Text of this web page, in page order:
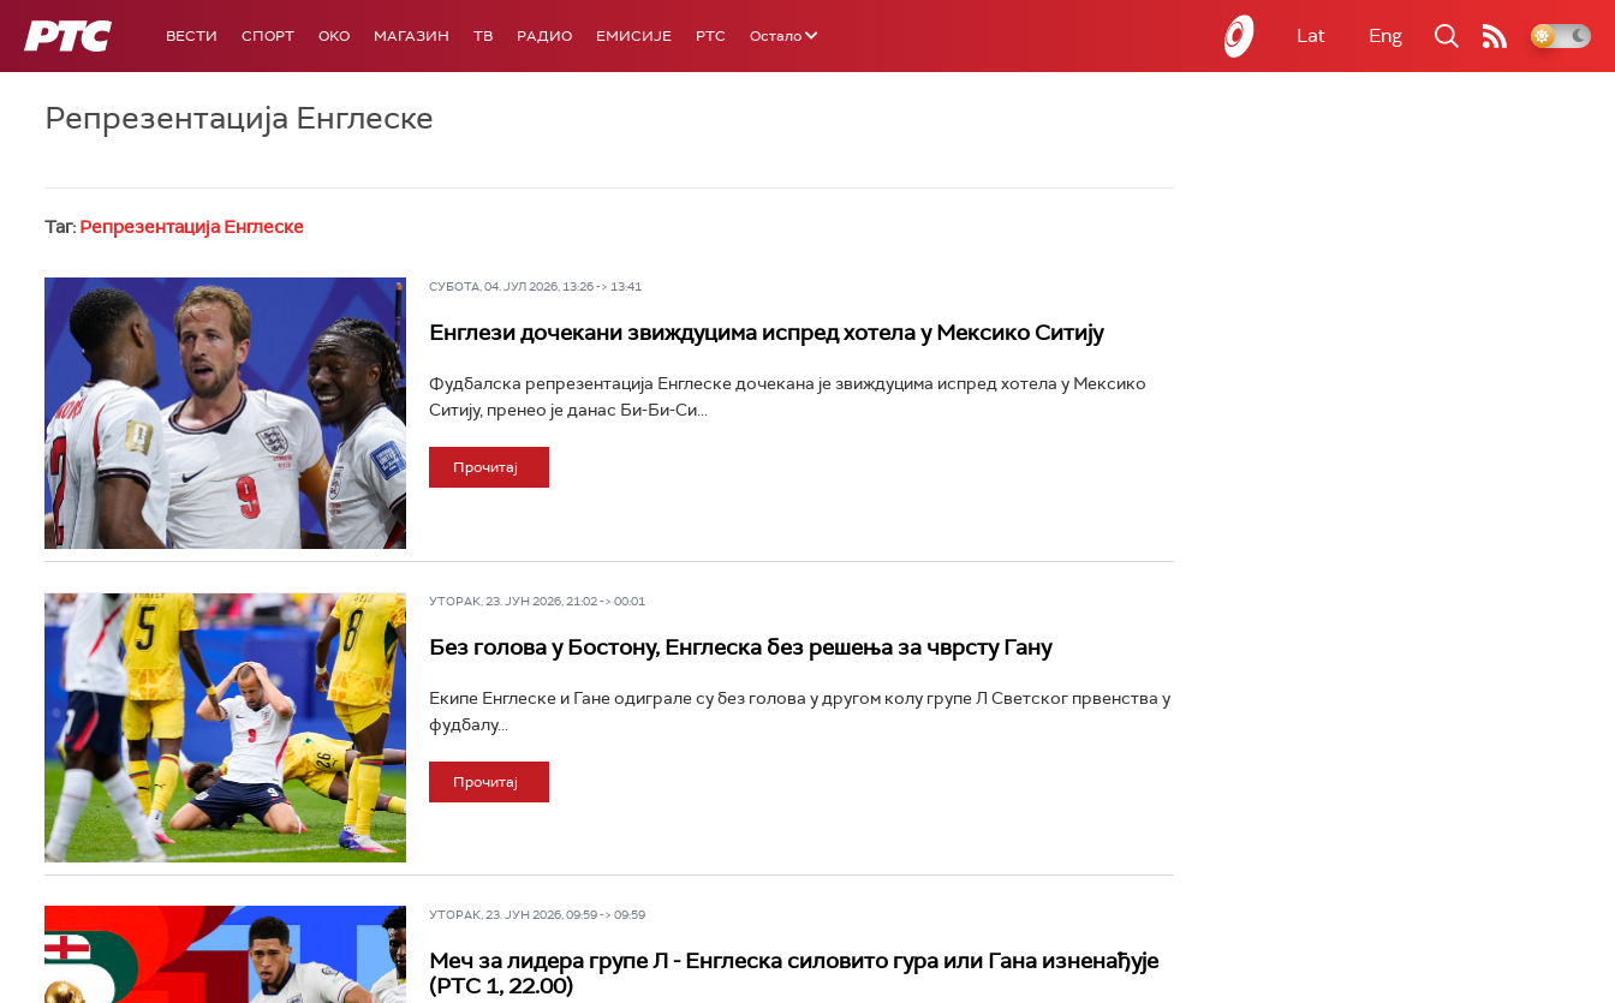
РТС ВЕСТИ СПОРТ OKO МАГАЗИН ТВ РАДИО ЕМИСИЈЕ РТС Остало Lat Eng
Репрезентација Енглеске
Таг: Репрезентација Енглеске
СУБОТА, 04. ЈУЛ 2026, 13:26 -> 13:41
Енглези дочекани звиждуцима испред хотела у Мексико Ситију
Фудбалска репрезентација Енглеске дочекана је звиждуцима испред хотела у Мексико
Ситију, пренео је данас Би-Би-Си...
Прочитај
УТОРАК, 23. ЈУН 2026, 21:02 -> 00:01
Без голова у Бостону, Енглеска без решења за чврсту Гану
Екипе Енглеске и Гане одиграле су без голова у другом колу групе Л Светског првенства у
фудбалу...
Прочитај
УТОРАК, 23. ЈУН 2026, 09:59 -> 09:59
Меч за лидера групе Л - Енглеска силовито гура или Гана изненађује
(РТС 1, 22.00)